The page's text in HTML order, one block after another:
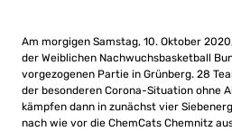
Am morgigen Samstag, 10. Oktober
der Weiblichen Nachwuchsbasketball
vorgezogenen Partie in Grünberg. 28
der besonderen Corona-Situation ohne
kämpfen dann in zunächst vier
nach wie vor die ChemCats Chemnitz